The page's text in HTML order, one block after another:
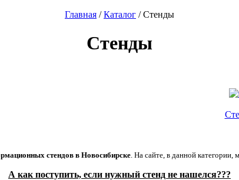
Главная /Каталог / Стенды
Стенды
стендов в Новосибирске . На сайте, в данной
А как поступить, если нужный стенд не нашелся???